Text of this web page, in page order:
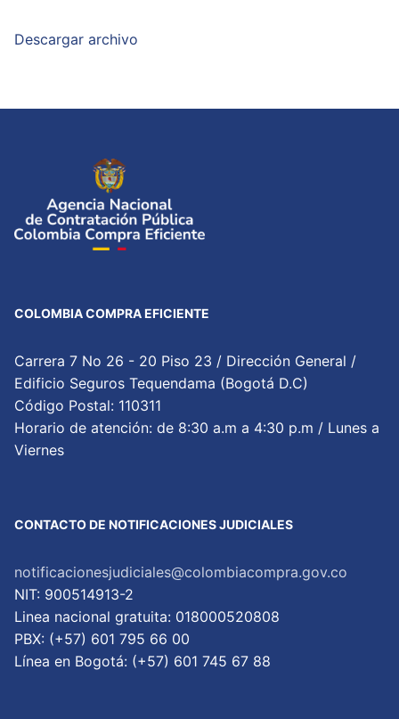
Descargar archivo
COLOMBIA COMPRA EFICIENTE
Carrera 7 No 26 - 20 Piso 23 / Dirección General /
Edificio Seguros Tequendama (Bogotá D.C)
Código Postal: 110311
Horario de atención: de 8:30 a.m a 4:30 p.m / Lunes a
Viernes
CONTACTO DE NOTIFICACIONES JUDICIALES
notificacionesjudiciales@colombiacompra.gov.co
NIT: 900514913-2
Linea nacional gratuita: 018000520808
PBX: (+57) 601 795 66 00
Lí­nea en Bogotá: (+57) 601 745 67 88